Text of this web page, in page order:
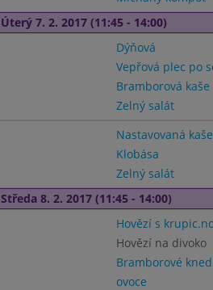
Úterý 7. 2. 2017 (11:45 - 14:00)
Dýňová
Vepřová plec po
Bramborová kaše
Zelný salát
Nastavovaná
Klobása
Zelný salát
Středa 8. 2. 2017 (11:45 - 14:00)
Hovězí s
Hovězí na divoko
Bramborové
ovoce